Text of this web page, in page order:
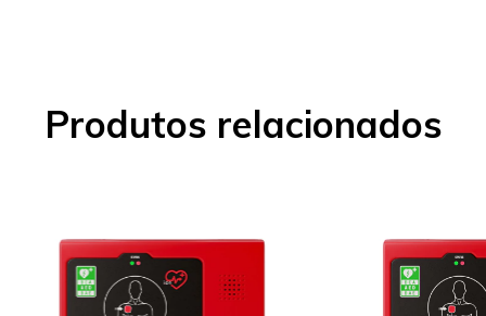
Produtos relacionados